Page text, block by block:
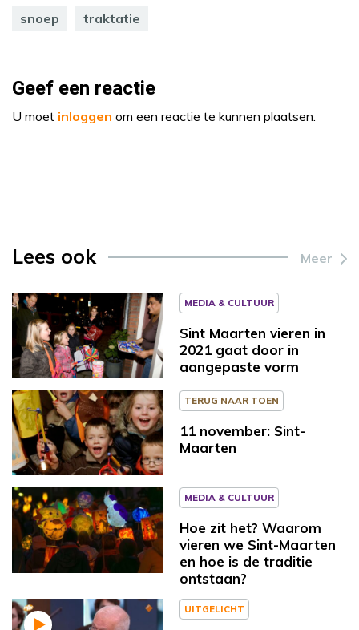
snoep traktatie
Geef een reactie
U moet inloggen om een reactie te kunnen plaatsen.
Lees ook Meer
MEDIA & CULTUUR
Sint Maarten vieren in
2021 gaat door in
aangepaste vorm
TERUG NAAR TOEN
11 november: Sint-
Maarten
MEDIA & CULTUUR
Hoe zit het? Waarom
vieren we Sint-Maarten
en hoe is de traditie
ontstaan?
UITGELICHT